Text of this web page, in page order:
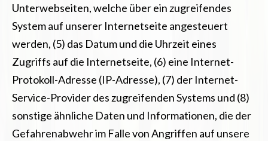
Unterwebseiten, welche über ein zugreifendes
System auf unserer Internetseite angesteuert
werden, (5) das Datum und die Uhrzeit eines
Zugriffs auf die Internetseite, (6) eine Internet-
Protokoll-Adresse (IP-Adresse), (7) der Internet-
Service-Provider des zugreifenden Systems und (8)
sonstige ähnliche Daten und Informationen, die der
Gefahrenabwehr im Falle von Angriffen auf unsere